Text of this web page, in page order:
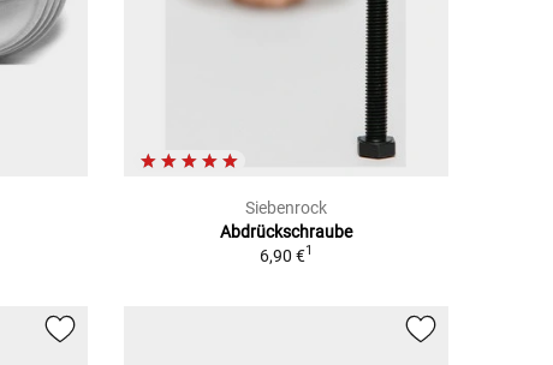
Siebenrock
Abdrückschraube
6,90 €1